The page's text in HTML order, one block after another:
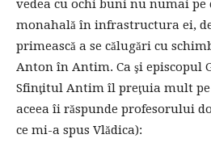
vedea cu ochi buni nu numai pe
monahală în infrastructura ei,
primească a se călugări cu
Anton în Antim. Ca şi episcopul
Sfinţitul Antim îl preţuia mult pe
aceea îi răspunde profesorului
ce mi-a spus Vlădica):